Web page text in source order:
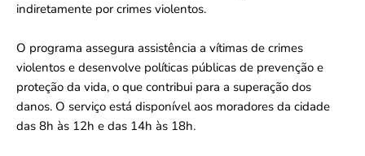
indiretamente por crimes violentos.
O programa assegura assistência a vítimas de crimes
violentos e desenvolve políticas públicas de prevenção e
proteção da vida, o que contribui para a superação dos
danos. O serviço está disponível aos moradores da cidade
das 8h às 12h e das 14h às 18h.